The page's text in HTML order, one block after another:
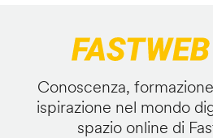
Conoscenza,
ispirazione nel mondo
spazio online di